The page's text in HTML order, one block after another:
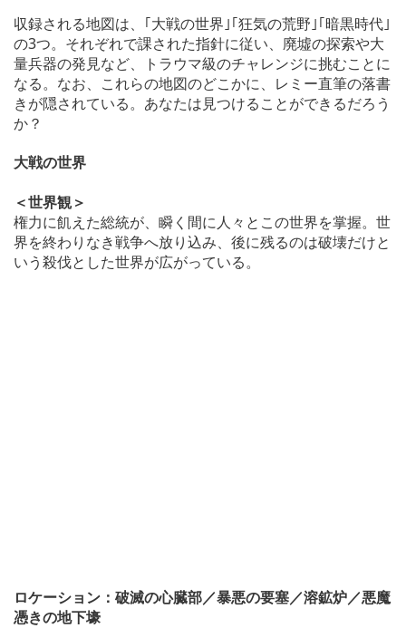
収録される地図は、｢大戦の世界｣｢狂気の荒野｣｢暗黒時代｣
の3つ。それぞれで課された指針に従い、廃墟の探索や大
量兵器の発見など、トラウマ級のチャレンジに挑むことに
なる。なお、これらの地図のどこかに、レミー直筆の落書
きが隠されている。あなたは見つけることができるだろう
か？
大戦の世界
＜世界観＞
権力に飢えた総統が、瞬く間に人々とこの世界を掌握。世
界を終わりなき戦争へ放り込み、後に残るのは破壊だけと
いう殺伐とした世界が広がっている。
ロケーション：破滅の心臓部／暴悪の要塞／溶鉱炉／悪魔
憑きの地下壕